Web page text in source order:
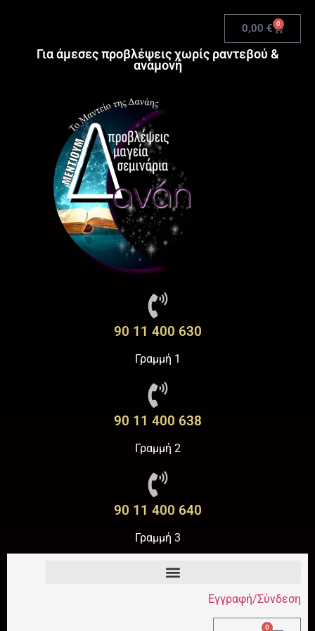
0,00 € 0
Για άμεσες προβλέψεις χωρίς ραντεβού &
αναμονή
90 11 400 630
Γραμμή 1
90 11 400 638
Γραμμή 2
90 11 400 640
Γραμμή 3
Εγγραφή/Σύνδεση
0